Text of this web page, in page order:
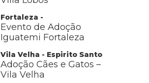
Fortaleza -
Evento de Adoção
Iguatemi Fortaleza
Vila Velha - Espirito Santo
Adoção Cães e Gatos –
Vila Velha